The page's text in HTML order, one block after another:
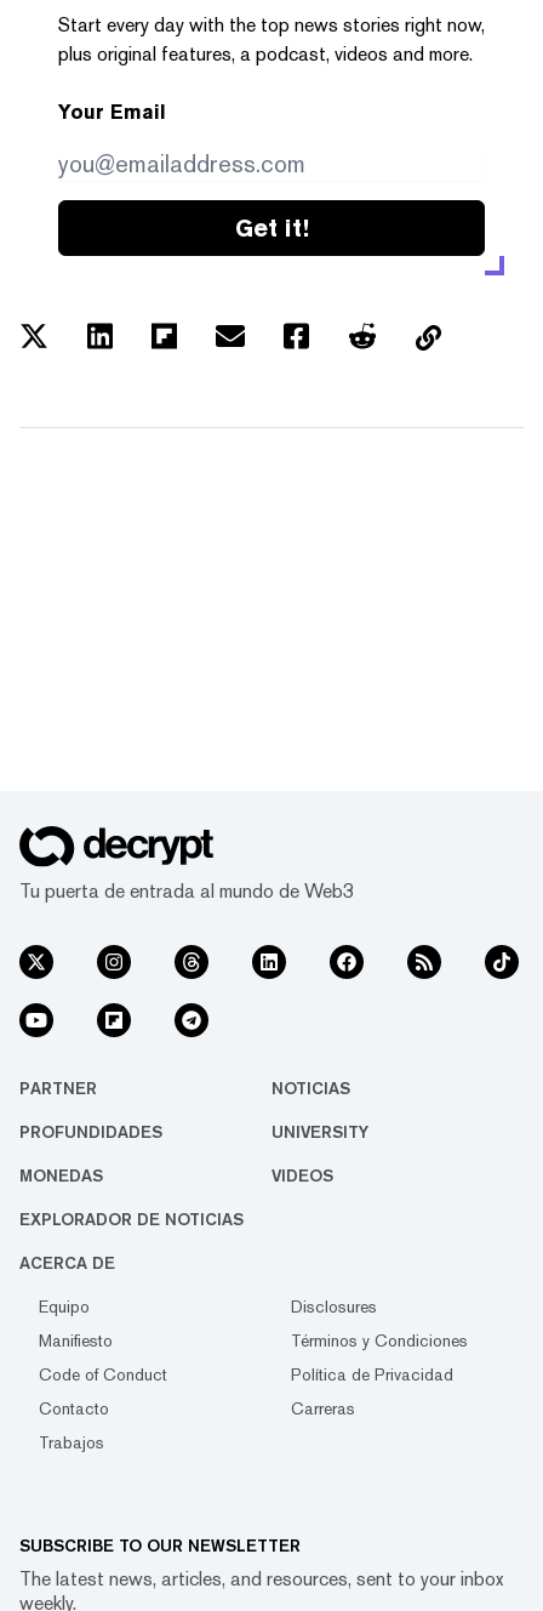
Start every day with the top news stories right now,
plus original features, a podcast, videos and more.
Your Email
Get it!
Tu puerta de entrada al mundo de Web3
PARTNER NOTICIAS
PROFUNDIDADES UNIVERSITY
MONEDAS VIDEOS
EXPLORADOR DE NOTICIAS
ACERCA DE
Equipo
Disclosures
Manifiesto
Términos y Condiciones
Code of Conduct
Política de Privacidad
Contacto
Carreras
Trabajos
SUBSCRIBE TO OUR NEWSLETTER
The latest news, articles, and resources, sent to your inbox
weekly.